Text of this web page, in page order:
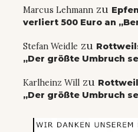
Marcus Lehmann zu
verliert 500 Euro an
Stefan Weidle zu
„Der größte Umbruch
Karlheinz Will zu
„Der größte Umbruch